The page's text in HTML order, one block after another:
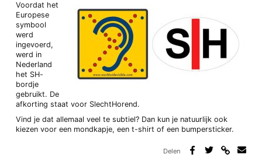
Voordat het
Europese
symbool
werd
ingevoerd,
werd in
Nederland
het SH-
bordje
gebruikt. De
afkorting staat voor SlechtHorend.
Vind je dat allemaal veel te subtiel? Dan kun je natuurlijk ook
kiezen voor een mondkapje, een t-shirt of een bumpersticker.
Delen